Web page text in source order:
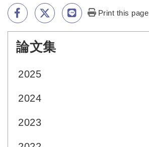
Print this page
論文集
2025
2024
2023